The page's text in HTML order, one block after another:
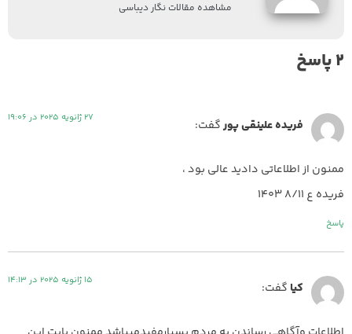
مشاهده مقالات نگار دیباسی
2 پاسخ
فريده علينقى پورگفت: 27 ژانویه 2025 در 19:06
ممنون از اطلاعاتى داديد عالى بود ،
فريده ع ٨/١١ ١٤٠٣
پاسخ
کیا گفت: 15 ژانویه 2025 در 14:13